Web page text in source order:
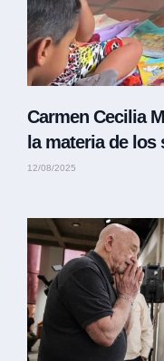
Carmen Cecilia
la materia de los
12/08/2025